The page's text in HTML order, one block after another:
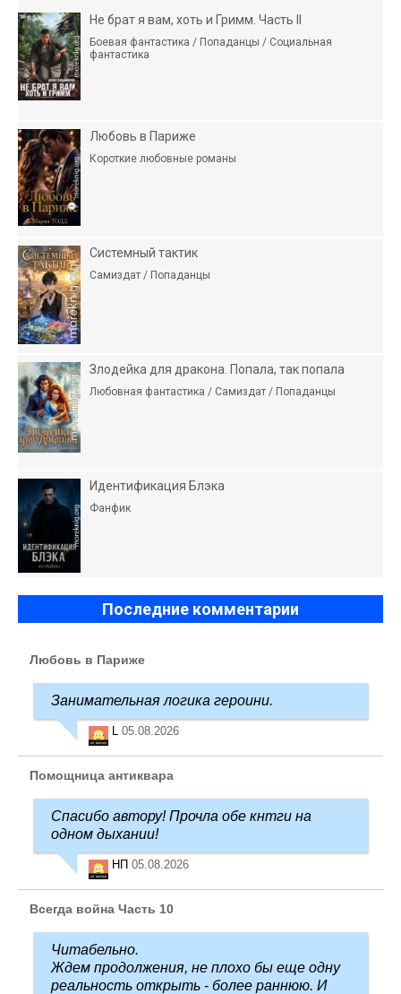
Не брат я вам, хоть и Гримм. Часть II
Боевая фантастика / Попаданцы / Социальная
фантастика
Любовь в Париже
Короткие любовные романы
Системный тактик
Самиздат / Попаданцы
Злодейка для дракона. Попала, так попала
Любовная фантастика / Самиздат / Попаданцы
Идентификация Блэка
Фанфик
Последние комментарии
Любовь в Париже
Занимательная логика героини.
L 05.08.2026
Помощница антиквара
Спасибо автору! Прочла обе кнтги на
одном дыхании!
НП 05.08.2026
Всегда война Часть 10
Читабельно.
Ждем продолжения, не плохо бы еще одну
реальность открыть - более раннюю. И